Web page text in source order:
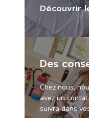
Découvrir
Des
Chez nous,
avez un
suivra dans